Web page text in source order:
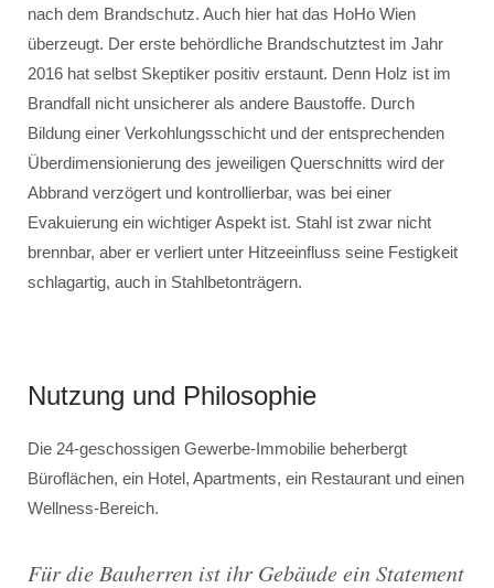
nach dem Brandschutz. Auch hier hat das HoHo Wien
überzeugt. Der erste behördliche Brandschutztest im Jahr
2016 hat selbst Skeptiker positiv erstaunt. Denn Holz ist im
Brandfall nicht unsicherer als andere Baustoffe. Durch
Bildung einer Verkohlungsschicht und der entsprechenden
Überdimensionierung des jeweiligen Querschnitts wird der
Abbrand verzögert und kontrollierbar, was bei einer
Evakuierung ein wichtiger Aspekt ist. Stahl ist zwar nicht
brennbar, aber er verliert unter Hitzeeinfluss seine Festigkeit
schlagartig, auch in Stahlbetonträgern.
Nutzung und Philosophie
Die 24-geschossigen Gewerbe-Immobilie beherbergt
Büroflächen, ein Hotel, Apartments, ein Restaurant und einen
Wellness-Bereich.
Für die Bauherren ist ihr Gebäude ein Statement